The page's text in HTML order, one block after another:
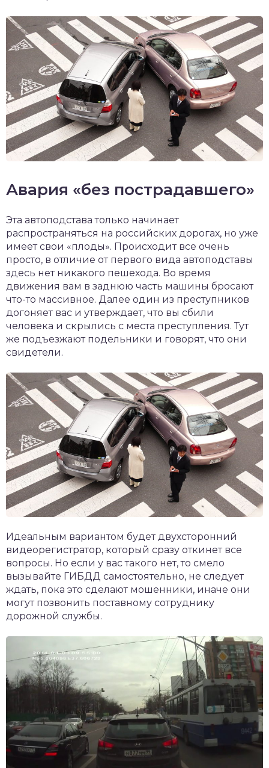
Авария «без пострадавшего»
Эта автоподстава только начинает
распространяться на российских дорогах, но уже
имеет свои «плоды». Происходит все очень
просто, в отличие от первого вида автоподставы
здесь нет никакого пешехода. Во время
движения вам в заднюю часть машины бросают
что-то массивное. Далее один из преступников
догоняет вас и утверждает, что вы сбили
человека и скрылись с места преступления. Тут
же подъезжают подельники и говорят, что они
свидетели.
Идеальным вариантом будет двухсторонний
видеорегистратор, который сразу откинет все
вопросы. Но если у вас такого нет, то смело
вызывайте ГИБДД самостоятельно, не следует
ждать, пока это сделают мошенники, иначе они
могут позвонить поставному сотруднику
дорожной службы.